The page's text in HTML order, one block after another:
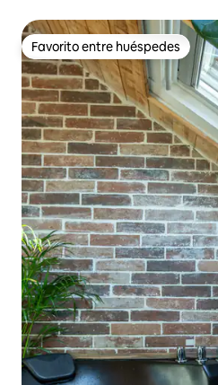
Favorito entre huéspedes
Favorito entre huéspedes